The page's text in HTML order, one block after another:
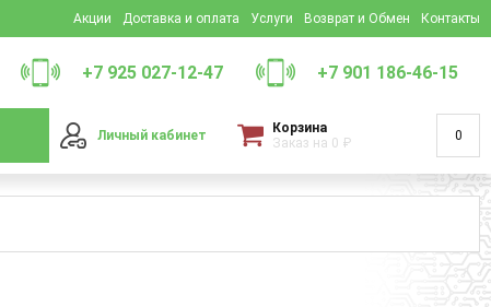
Акции Доставка и оплата Услуги Возврат и Обмен Контакты
+7 925 027-12-47 +7 901 186-46-15
Личный кабинет
Корзина
Заказ на 0 ₽ 0